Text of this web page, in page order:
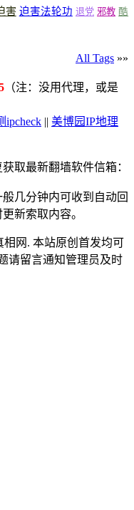
害 迫害法轮功 退党 邪教 酷
All Tags »»
（注：没用代理，或是
ipcheck || 美博园IP地理
取最新翻墙软件信箱：
几分钟内可收到自动回
新索取内容。
相网. 本站原创首发均可
请留言通知管理员及时